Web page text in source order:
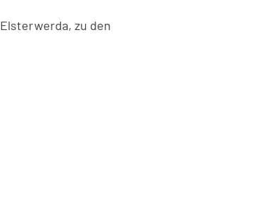
Elsterwerda, zu den